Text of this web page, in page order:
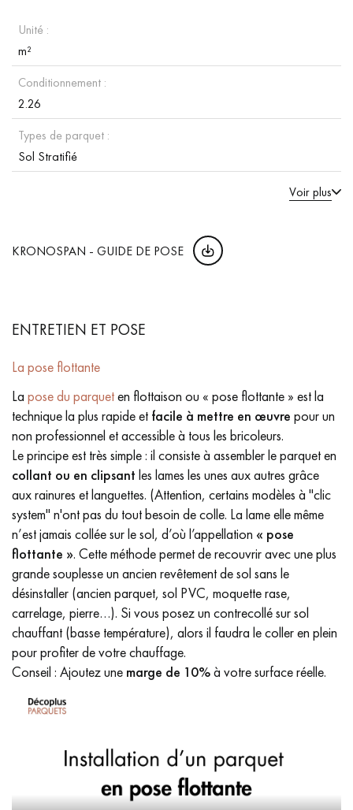
Unité :
m²
Conditionnement :
2.26
Types de parquet :
Sol Stratifié
Voir plus
KRONOSPAN - GUIDE DE POSE
ENTRETIEN ET POSE
La pose flottante
La pose du parqueten flottaison ou « pose flottante » est la
technique la plus rapide et facile à mettre en œuvre pour un
non professionnel et accessible à tous les bricoleurs.
Le principe est très simple : il consiste à assembler le parquet en
collant ou en clipsant les lames les unes aux autres grâce
aux rainures et languettes. (Attention, certains modèles à "clic
system" n'ont pas du tout besoin de colle. La lame elle même
n’est jamais collée sur le sol, d’où l’appellation « pose
flottante ». Cette méthode permet de recouvrir avec une plus
grande souplesse un ancien revêtement de sol sans le
désinstaller (ancien parquet, sol PVC, moquette rase,
carrelage, pierre…). Si vous posez un contrecollé sur sol
chauffant (basse température), alors il faudra le coller en plein
pour profiter de votre chauffage.
Conseil : Ajoutez une marge de 10%à votre surface réelle.